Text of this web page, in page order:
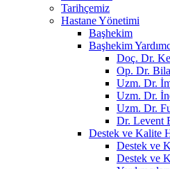
Tarihçemiz
Hastane Yönetimi
Başhekim
Başhekim
Doç. Dr.
Op. Dr.
Uzm. Dr.
Uzm. Dr.
Uzm. Dr.
Dr. Levent
Destek ve Kalite
Destek ve
Destek ve